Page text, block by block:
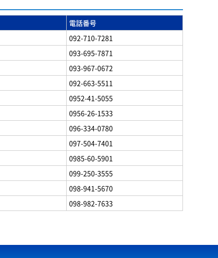
電話番号
092-710-7281
093-695-7871
093-967-0672
092-663-5511
0952-41-5055
0956-26-1533
096-334-0780
097-504-7401
0985-60-5901
099-250-3555
098-941-5670
098-982-7633